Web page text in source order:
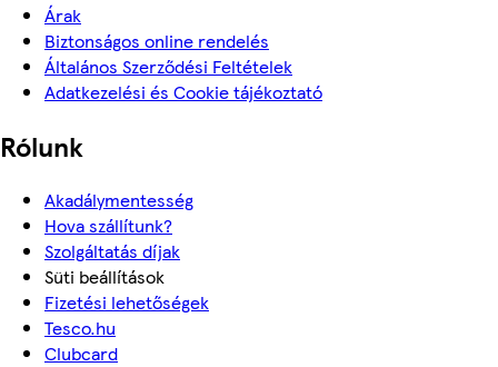
Árak
Biztonságos online rendelés
Általános Szerződési Feltételek
Adatkezelési és Cookie tájékoztató
Rólunk
Akadálymentesség
Hova szállítunk?
Szolgáltatás díjak
Süti beállítások
Fizetési lehetőségek
Tesco.hu
Clubcard